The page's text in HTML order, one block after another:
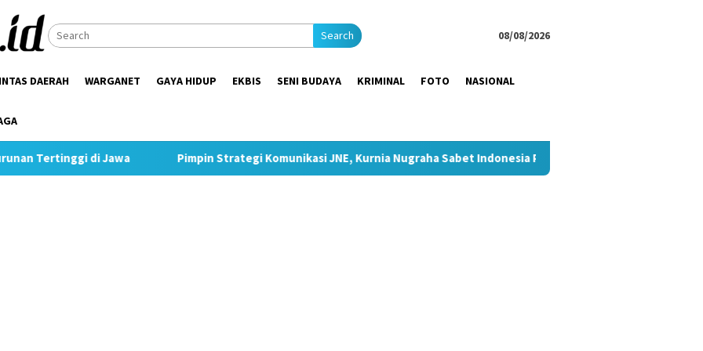
Search 08/08/2026
DAERAH WARGANET GAYA HIDUP EKBIS SENI BUDAYA KRIMINAL FOTO NASIONAL
Jawa Pimpin Strategi Komunikasi JNE, Kurnia Nugraha Sabet Indonesia Public Relations Top Leader 2026